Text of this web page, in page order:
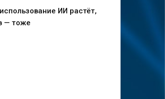
ИИ растёт,
— тоже